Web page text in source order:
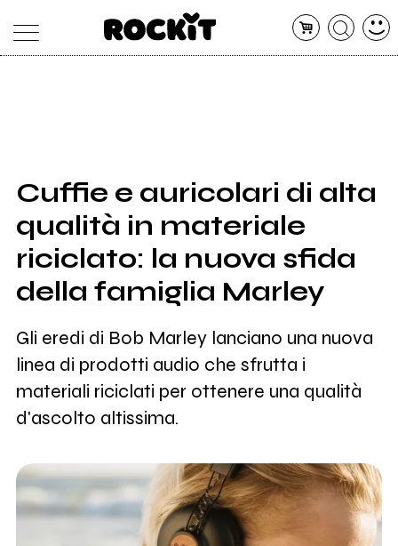
SHOP
RADIO
Cuffie e auricolari di alta
qualità in materiale
riciclato: la nuova sfida
della famiglia Marley
Gli eredi di Bob Marley lanciano una nuova
linea di prodotti audio che sfrutta i
materiali riciclati per ottenere una qualità
d'ascolto altissima.